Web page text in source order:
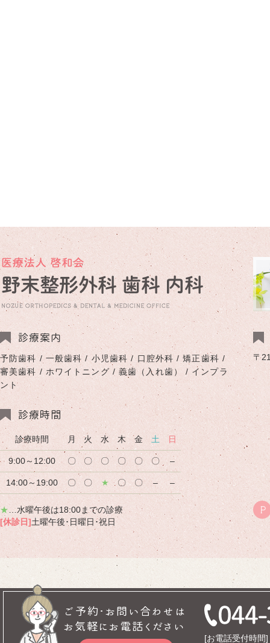
診療案内
予防歯科 / 一般歯科 / 小児歯科 / 口腔外科 / 矯正歯科 /
審美歯科 / ホワイトニング / 義歯（入れ歯） / インプラ
ント
診療時間
診療時間 月 火 水 木 金 土 日
9:00～12:00 〇 〇 〇 〇 〇 〇 –
14:00～19:00 〇 〇 ★ 〇 〇 – –
★ …水曜午後は18:00までの診療
[休診日]土曜午後･日曜日･祝日
〒
P
ご予約･お問い合わせは
お気軽にお電話ください
[お電話受付時間